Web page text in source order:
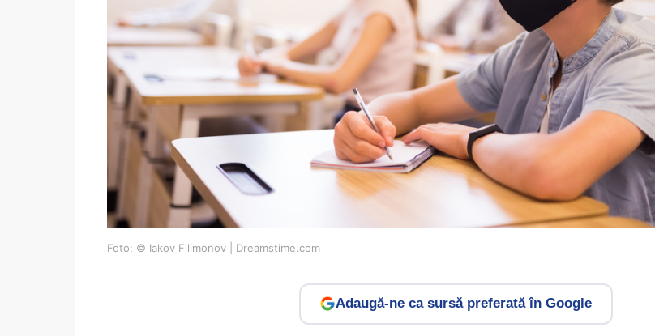
Foto: © Iakov Filimonov | Dreamstime.com
Adaugă-ne ca sursă preferată în Google